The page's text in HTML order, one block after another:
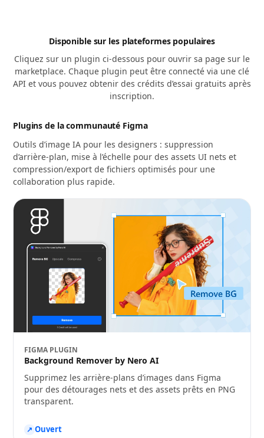
Disponible sur les plateformes populaires
Cliquez sur un plugin ci-dessous pour ouvrir sa page sur le
marketplace. Chaque plugin peut être connecté via une clé
API et vous pouvez obtenir des crédits d’essai gratuits après
inscription.
Plugins de la communauté Figma
Outils d’image IA pour les designers : suppression
d’arrière-plan, mise à l’échelle pour des assets UI nets et
compression/export de fichiers optimisés pour une
collaboration plus rapide.
FIGMA PLUGIN
Background Remover by Nero AI
Supprimez les arrière-plans d’images dans Figma
pour des détourages nets et des assets prêts en PNG
transparent.
↗ Ouvert